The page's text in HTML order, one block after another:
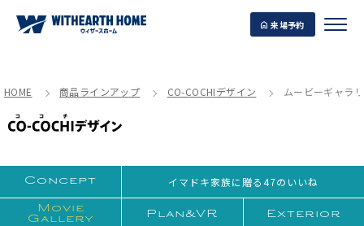
来場予約
HOME 商品ラインアップ CO-COCHIデザイン ムービーギャラ
Concept イマドキ家族に贈る47のいいね
Movie
Gallery
Plan&VR Exterior